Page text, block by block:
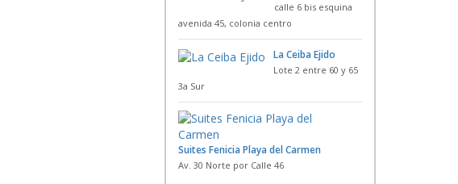
calle 6 bis esquina
avenida 45, colonia centro
La Ceiba Ejido
Lote 2 entre 60 y 65
3a Sur
Suites Fenicia Playa del Carmen
Av. 30 Norte por Calle 46